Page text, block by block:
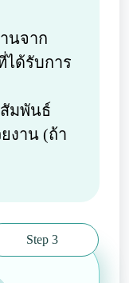
นจาก
ได้รับการ
สัมพันธ์
งาน (ถ้า
Step 3